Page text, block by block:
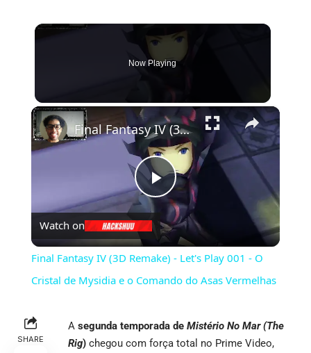
Now Playing
×
Play
Video
Final Fantasy IV (3D Remake) - Let's Play 001 - O Cristal de Mysidia e o Comando do Asas Vermelhas
Watch on
Final Fantasy IV (3D Remake) - Let's Play 001 - O
Cristal de Mysidia e o Comando do Asas Vermelhas
SHARE
A segunda temporada de Mistério No Mar (The
Rig) chegou com força total no Prime Video,